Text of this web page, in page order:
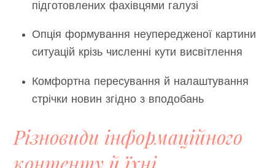
підготовлених фахівцями галузі
Опція формування неупередженої картини
ситуацій крізь численні кути висвітлення
Комфортна пересування й налаштування
стрічки новин згідно з вподобань
Різновиди інформаційного